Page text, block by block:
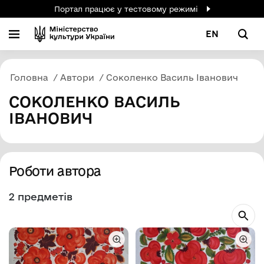
Портал працює у тестовому режимі
EN
Головна Автори Соколенко Василь Іванович
СОКОЛЕНКО ВАСИЛЬ
ІВАНОВИЧ
Роботи автора
2 предметів